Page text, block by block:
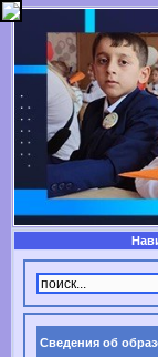
Сведения об